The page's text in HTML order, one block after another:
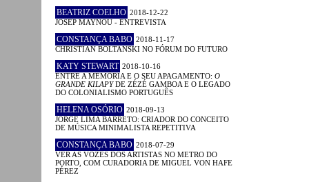
BEATRIZ COELHO 2018-12-22
JOSEP MAYNOU - ENTREVISTA
CONSTANÇA BABO 2018-11-17
CHRISTIAN BOLTANSKI NO FÓRUM DO FUTURO
KATY STEWART 2018-10-16
ENTRE A MEMÓRIA E O SEU APAGAMENTO: O
GRANDE KILAPYDE ZÉZÉ GAMBOA E O LEGADO
DO COLONIALISMO PORTUGUÊS
HELENA OSÓRIO 2018-09-13
JORGE LIMA BARRETO: CRIADOR DO CONCEITO
DE MÚSICA MINIMALISTA REPETITIVA
CONSTANÇA BABO 2018-07-29
VER AS VOZES DOS ARTISTAS NO METRO DO
PORTO, COM CURADORIA DE MIGUEL VON HAFE
PÉREZ